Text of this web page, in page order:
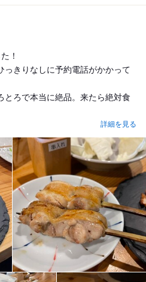
！
っきりなしに予約電話がかかって
とろで本当に絶品。来たら絶対食
詳細を見る